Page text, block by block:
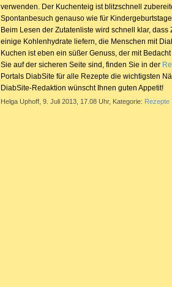
verwenden. Der Kuchenteig ist blitzschnell
Spontanbesuch genauso wie für
Beim Lesen der Zutatenliste wird schnell klar, dass
einige Kohlenhydrate liefern, die Menschen mit
Kuchen ist eben ein süßer Genuss, der mit
Sie auf der sicheren Seite sind, finden Sie in der
Portals DiabSite für alle Rezepte die wichtigsten
DiabSite-Redaktion wünscht Ihnen guten Appetit!
Helga Uphoff, 9. Juli 2013, 17.08 Uhr, Kategorie: Rezepte